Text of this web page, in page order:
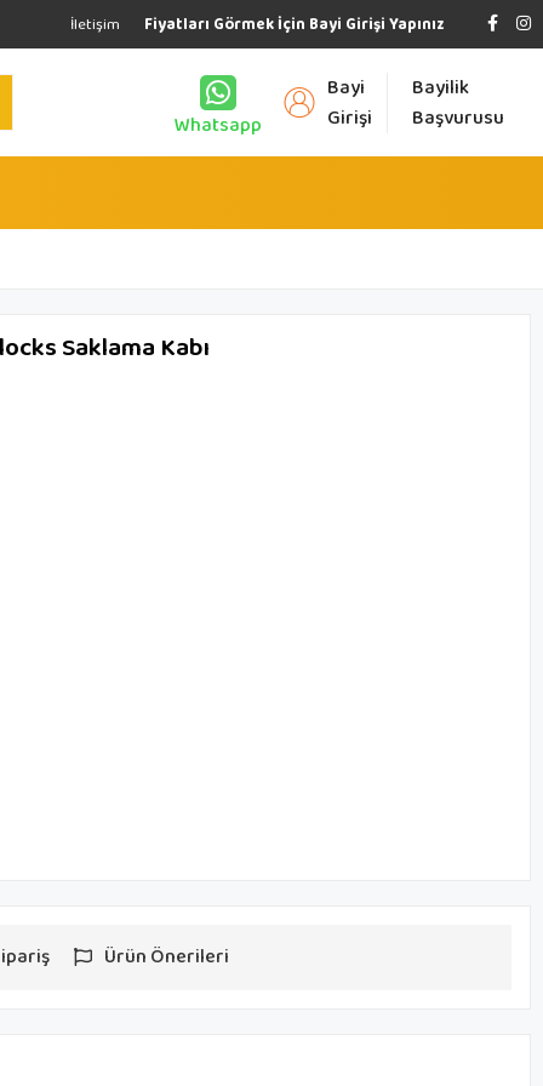
Fiyatları Görmek İçin Bayi Girişi Yapınız
İletişim
Whatsapp
Bayi
Girişi
Bayilik
Başvurusu
Saklama Kabı
Ürün Önerileri